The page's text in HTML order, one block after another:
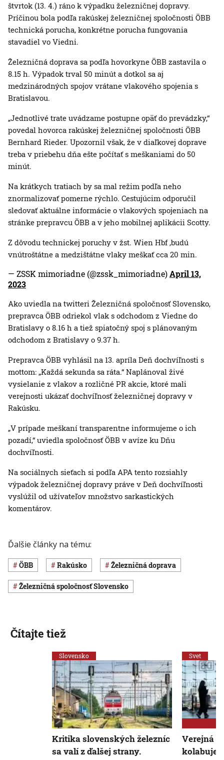
štvrtok (13. 4.) ráno k výpadku železničnej dopravy.
Príčinou bola podľa rakúskej železničnej spoločnosti ÖBB
technická porucha, konkrétne porucha fungovania
stavadiel vo Viedni.
Železničná doprava sa podľa hovorkyne ÖBB zastavila o
8.15 h. Výpadok trval 50 minút a dotkol sa aj
medzinárodných spojov vrátane vlakového spojenia s
Bratislavou.
„Jednotlivé trate uvádzame postupne opäť do prevádzky,“
povedal hovorca rakúskej železničnej spoločnosti ÖBB
Bernhard Rieder. Upozornil však, že v diaľkovej doprave
treba v priebehu dňa ešte počítať s meškaniami do 50
minút.
Na krátkych tratiach by sa mal režim podľa neho
znormalizovať pomerne rýchlo. Cestujúcim odporučil
sledovať aktuálne informácie o vlakových spojeniach na
stránke prepravcu ÖBB a v jeho mobilnej aplikácii Scotty.
Z dôvodu technickej poruchy v žst. Wien Hbf ,budú
vnútroštátne a medzištátne vlaky meškať cca 20 min.
— ZSSK mimoriadne (@zssk_mimoriadne)April 13,
2023
Ako uviedla na twitteri Železničná spoločnosť Slovensko,
prepravca ÖBB odriekol vlak s odchodom z Viedne do
Bratislavy o 8.16 h a tiež spiatočný spoj s plánovaným
odchodom z Bratislavy o 9.37 h.
Prepravca ÖBB vyhlásil na 13. apríla Deň dochvíľnosti s
mottom: „Každá sekunda sa ráta.“ Naplánoval živé
vysielanie z vlakov a rozličné PR akcie, ktoré mali
verejnosti ukázať dochvíľnosť železničnej dopravy v
Rakúsku.
„V prípade meškaní transparentne informujeme o ich
pozadí,“ uviedla spoločnosť ÖBB v avíze ku Dňu
dochvíľnosti.
Na sociálnych sieťach si podľa APA tento rozsiahly
výpadok železničnej dopravy práve v Deň dochvíľnosti
vyslúžil od užívateľov množstvo sarkastických
komentárov.
Ďalšie články na tému:
ÖBB Rakúsko železničná doprava
Železničná spoločnosť Slovensko
Čítajte tiež
Slovensko
Kritika slovenských železníc
sa valí z ďalšej strany.
Svet
Verejná
kolabuje,